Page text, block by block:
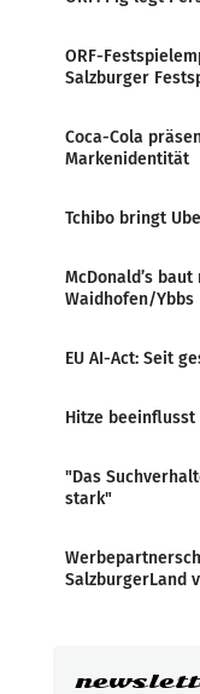
ORF-
Salzburger
Coca-Cola
Markenidentität
Tchibo bringt
McDonald’s
Waidhofen/Ybbs
EU AI-Act: Seit
Hitze
"Das
stark"
SalzburgerLand